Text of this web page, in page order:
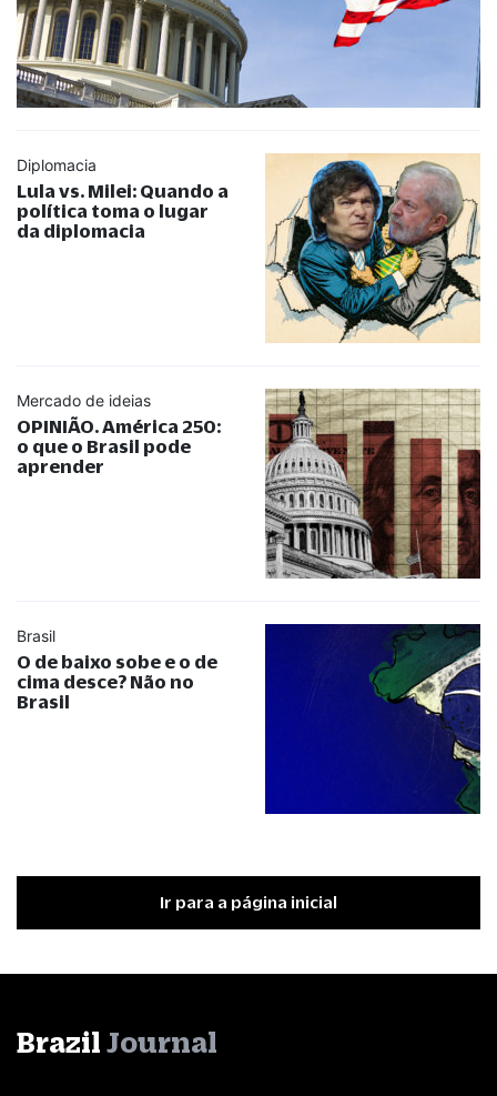
Diplomacia
Lula vs. Milei: Quando a
política toma o lugar
da diplomacia
Mercado de ideias
OPINIÃO. América 250:
o que o Brasil pode
aprender
Brasil
O de baixo sobe e o de
cima desce? Não no
Brasil
Ir para a página inicial
Brazil Journal